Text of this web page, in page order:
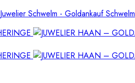
Juwelier Schwelm - Goldankauf Schwelm